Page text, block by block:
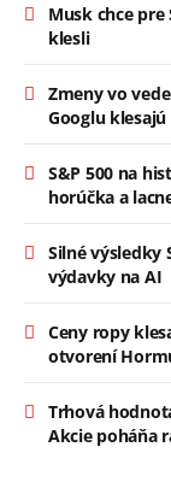
Musk chce pre
klesli
Zmeny vo
Googlu klesajú
S&P 500 na
horúčka a
Silné výsledky
výdavky na AI
Ceny ropy
otvorení
Trhová
Akcie poháňa